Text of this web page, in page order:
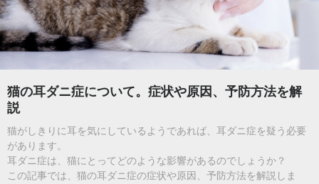
猫の耳ダニ症について。症状や原因、予防方法を解
説
猫がしきりに耳を気にしているようであれば、耳ダニ症を疑う必要
があります。
耳ダニ症は、猫にとってどのような影響があるのでしょうか？
この記事では、猫の耳ダニ症の症状や原因、予防方法を解説しま